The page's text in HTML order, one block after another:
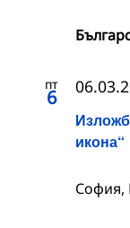
пт
6
икона“
София,